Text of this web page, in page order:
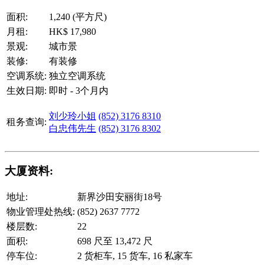
面积:
1,240 (平方尺)
月租:
HK$ 17,980
景观:
城市景
装修:
有装修
空调系统: 独立空调系统
生效日期: 即时 - 3个月内
租务查询:
刘少玲小姐 (852) 3176 8310
白忠伟先生 (852) 3176 8302
大厦资料:
地址:
新界沙田安丽街18号
物业管理处热线: (852) 2637 7772
楼层数:
22
面积:
698 尺至 13,472 尺
停车位:
2 货柜车, 15 货车, 16 私家车